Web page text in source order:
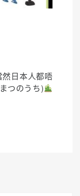
日本人都唔
つのうち)